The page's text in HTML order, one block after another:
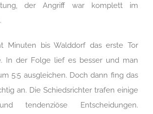
der Angriff war komplett im
Minuten bis Walddorf das erste Tor
In der Folge lief es besser und man
5:5 ausgleichen. Doch dann fing das
an. Die Schiedsrichter trafen einige
tendenziöse Entscheidungen.